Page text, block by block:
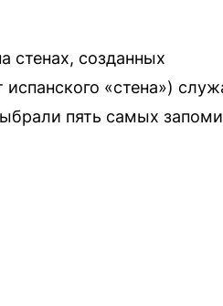
созданных
«стена»)
пять самых